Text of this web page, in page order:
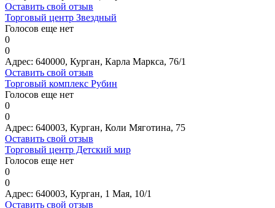
Оставить свой отзыв
Торговый центр Звездный
Голосов еще нет
0
0
Адрес: 640000, Курган, Карла Маркса, 76/1
Оставить свой отзыв
Торговый комплекс Рубин
Голосов еще нет
0
0
Адрес: 640003, Курган, Коли Мяготина, 75
Оставить свой отзыв
Торговый центр Детский мир
Голосов еще нет
0
0
Адрес: 640003, Курган, 1 Мая, 10/1
Оставить свой отзыв